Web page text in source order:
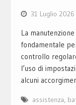
31 Luglio 2026
La
fondamentale
controllo
l’uso di
alcuni
assistenza,